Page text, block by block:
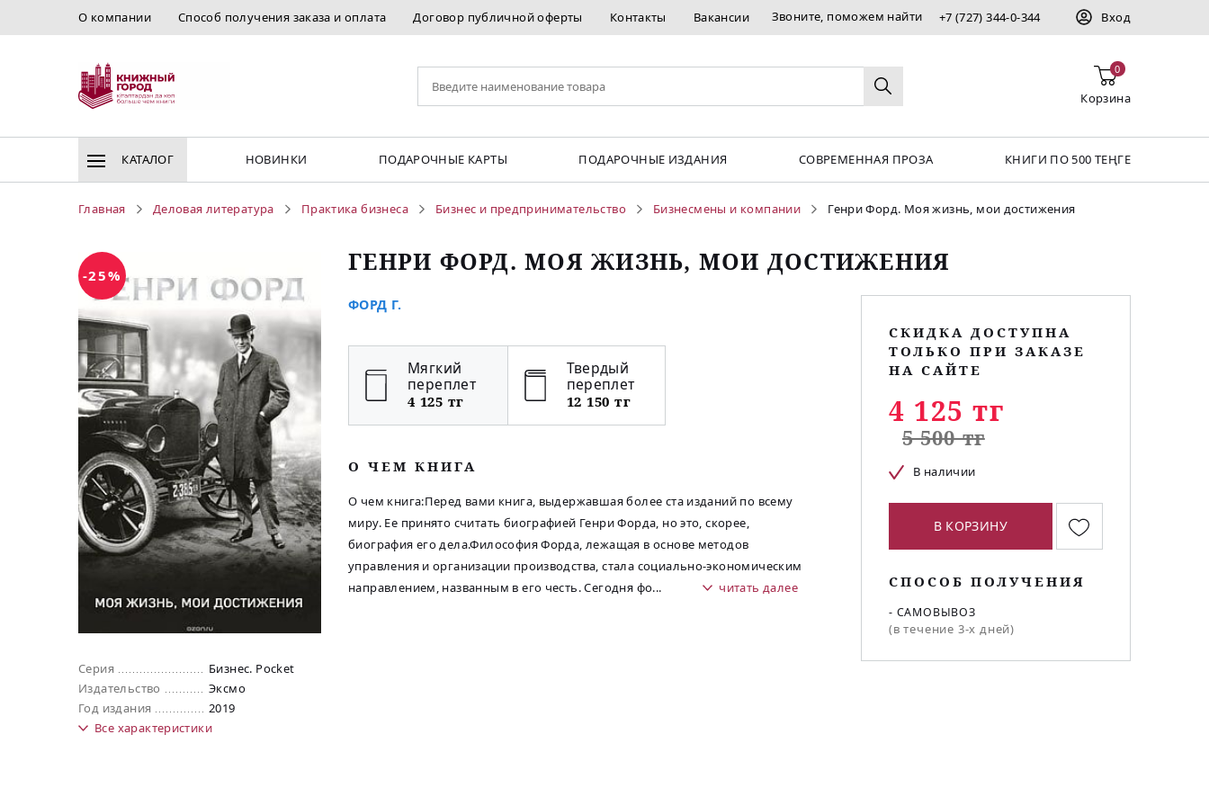
О компании Способ получения заказа и оплата Договор публичной оферты Контакты Вакансии Звоните, поможем найти +7 (727) 344-0-344 Вход
0
Корзина
КАТАЛОГ НОВИНКИ ПОДАРОЧНЫЕ КАРТЫ ПОДАРОЧНЫЕ ИЗДАНИЯ СОВРЕМЕННАЯ ПРОЗА КНИГИ ПО 500 ТЕҢГЕ
Главная Деловая литература Практика бизнеса Бизнес и предпринимательство Бизнесмены и компании Генри Форд. Моя жизнь, мои достижения
-25%
Серия
Бизнес. Pocket
Издательство
Эксмо
Год издания
2019
Все характеристики
ГЕНРИ ФОРД. МОЯ ЖИЗНЬ, МОИ ДОСТИЖЕНИЯ
ФОРД Г.
Мягкий
переплет
4 125 тг
Твердый
переплет
12 150 тг
O ЧЕМ КНИГА
О чем книга:Перед вами книга, выдержавшая более ста изданий по всему
миру. Ее принято считать биографией Генри Форда, но это, скорее,
биография его дела.Философия Форда, лежащая в основе методов
управления и организации производства, стала социально-экономическим
направлением, названным в его честь. Сегодня фо... читать далее
СКИДКА ДОСТУПНА
ТОЛЬКО ПРИ ЗАКАЗЕ
НА САЙТЕ
4 125 тг
5 500 тг
В наличии
В КОРЗИНУ
СПОСОБ ПОЛУЧЕНИЯ
- САМОВЫВОЗ
(в течение 3-х дней)